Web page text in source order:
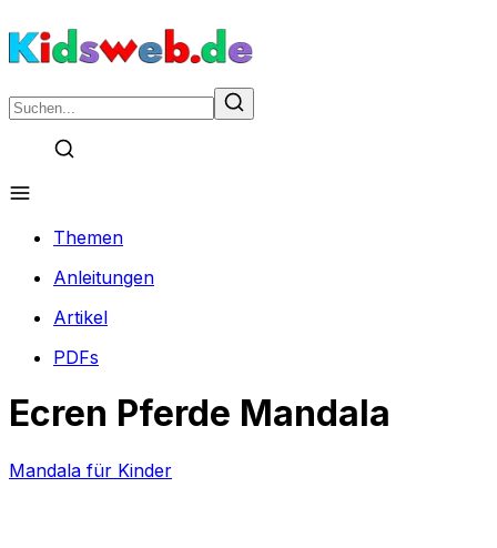
Themen
Anleitungen
Artikel
PDFs
Ecren Pferde Mandala
Mandala für Kinder